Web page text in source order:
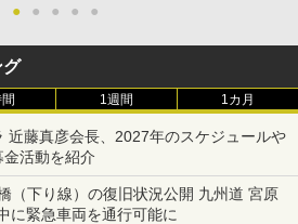
● ● ● ● ●
グ
1週間 1カ月
近藤真彦会長、2027年のスケジュールや
活動を紹介
（下り線）の復旧状況公開 九州道 宮原
に緊急車両を通行可能に